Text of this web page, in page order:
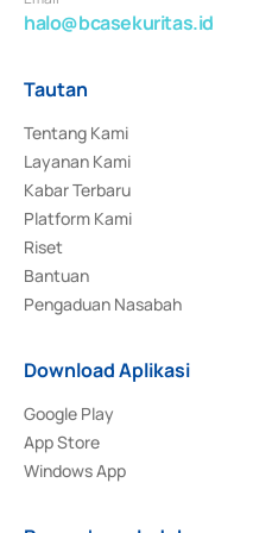
halo@bcasekuritas.id
Tautan
Tentang Kami
Layanan Kami
Kabar Terbaru
Platform Kami
Riset
Bantuan
Pengaduan Nasabah
Download Aplikasi
Google Play
App Store
Windows App